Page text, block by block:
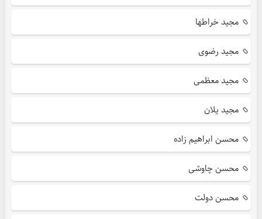
مجید خراطها
مجید رضوی
مجید معظمی
مجید یلان
محسن ابراهیم زاده
محسن چاوشی
محسن دولت